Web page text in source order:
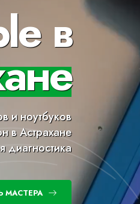
в
и ноутбуков
в Астрахане
диагностика
МАСТЕРА